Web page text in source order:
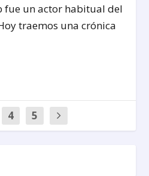
fue un actor habitual del
traemos una crónica
4 5